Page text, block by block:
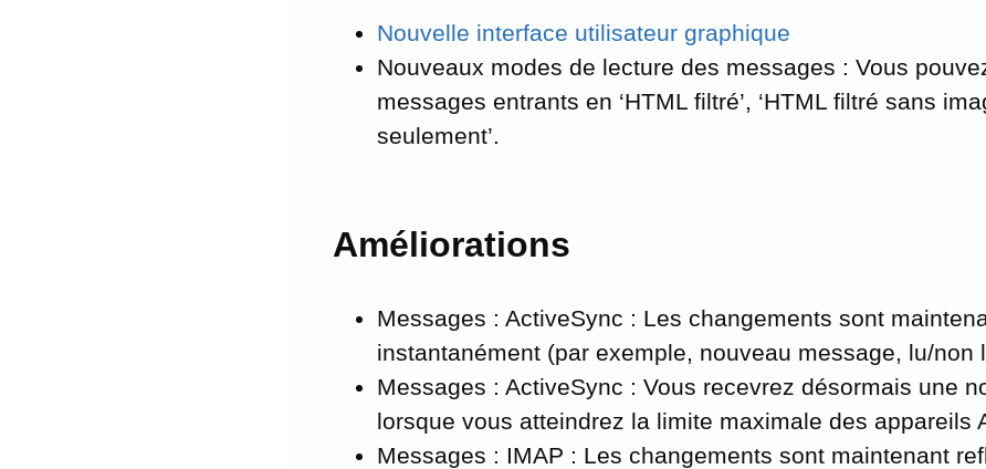
Nouvelle interface utilisateur graphique
Nouveaux modes de lecture des messages : Vous
messages entrants en ‘HTML filtré’, ‘HTML filtré sans
seulement’.
Améliorations
Messages : ActiveSync : Les changements sont
instantanément (par exemple, nouveau message, lu/
Messages : ActiveSync : Vous recevrez désormais une
lorsque vous atteindrez la limite maximale des appareils
Messages : IMAP : Les changements sont maintenant